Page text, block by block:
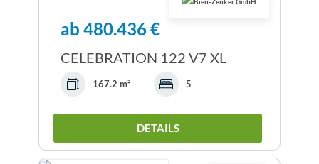
ab 480.436 €
CELEBRATION 122 V7 XL
167.2 m² 5
DETAILS